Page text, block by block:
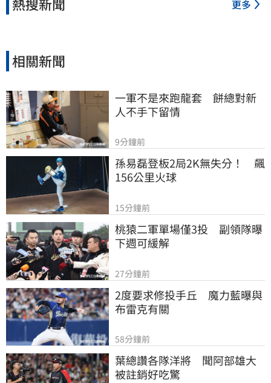
更多
相關新聞
一軍不是來跑龍套　餅總對新
人不手下留情
9分鐘前
孫易磊登板2局2K無失分！　飆
156公里火球
15分鐘前
桃猿二軍單場僅3投　副領隊曝
下週可緩解
27分鐘前
2度要求修投手丘　魔力藍曝與
布雷克有關
58分鐘前
葉總讚各隊洋將　聞阿部雄大
被註銷好吃驚